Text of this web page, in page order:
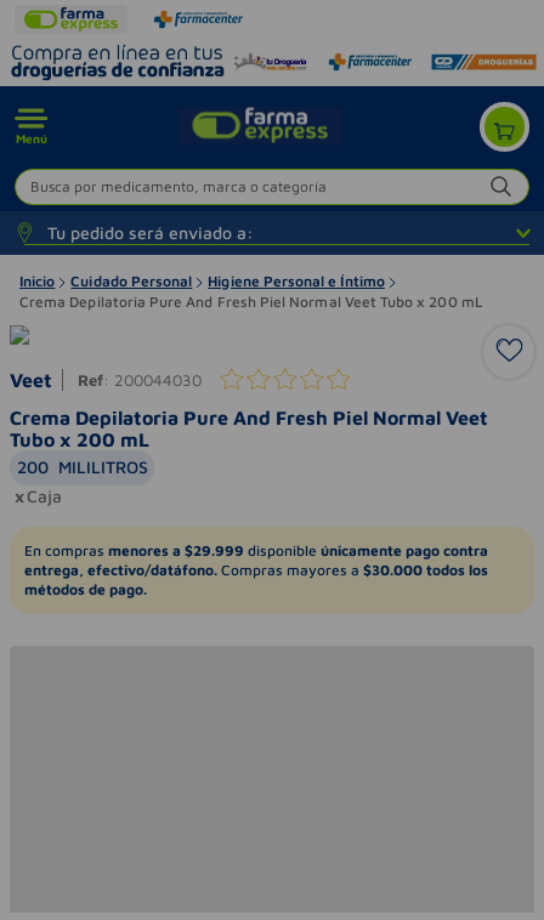
Menú
Busca por medicamento, marca o categoría
Tu pedido será enviado a:
Inicio Cuidado Personal
Higiene Personal e Íntimo
Crema Depilatoria Pure And Fresh Piel Normal Veet Tubo x 200 mL
Veet Ref: 200044030
Crema Depilatoria Pure And Fresh Piel Normal Veet
Tubo x 200 mL
200 MILILITROS
Caja
En compras menores a $29.999 disponible únicamente pago contra
entrega, efectivo/datáfono. Compras mayores a $30.000 todos los
métodos de pago.